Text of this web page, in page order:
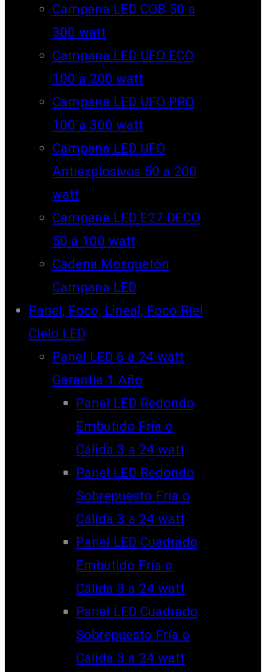
Campana LED COB 50 a
300 watt
Campana LED UFO ECO
100 a 200 watt
Campana LED UFO PRO
100 a 300 watt
Campana LED UFO
Antiexplosivos 50 a 200
watt
Campana LED E27 DECO
50 a 100 watt
Cadena Mosquetón
Campana LED
Panel, Foco, Lineal, Foco Riel
Cielo LED
Panel LED 6 a 24 watt
Garantía 1 Año
Panel LED Redondo
Embutido Fría o
Cálida 3 a 24 watt
Panel LED Redondo
Sobrepuesto Fría o
Cálida 3 a 24 watt
Panel LED Cuadrado
Embutido Fría o
Cálida 3 a 24 watt
Panel LED Cuadrado
Sobrepuesto Fría o
Cálida 3 a 24 watt